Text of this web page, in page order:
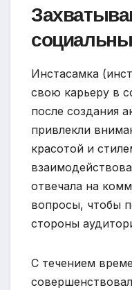
Инстасамка
свою карьеру в
после создания
привлекли
красотой и
отвечала на
вопросы, чтобы
стороны
С течением